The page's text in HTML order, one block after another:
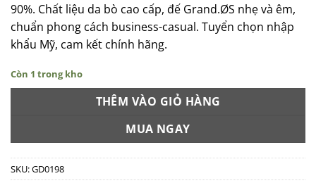
90%. Chất liệu da bò cao cấp, đế Grand.ØS nhẹ và êm,
chuẩn phong cách business-casual. Tuyển chọn nhập
khẩu Mỹ, cam kết chính hãng.
Còn 1 trong kho
THÊM VÀO GIỎ HÀNG
MUA NGAY
SKU:GD0198